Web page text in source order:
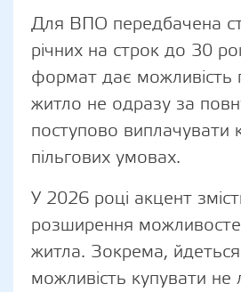
Для ВПО передбачена
річних на строк до 30
формат дає можливість
житло не одразу за
поступово виплачувати
пільгових умовах.
У 2026 році акцент
розширення
житла. Зокрема,
можливість купувати не